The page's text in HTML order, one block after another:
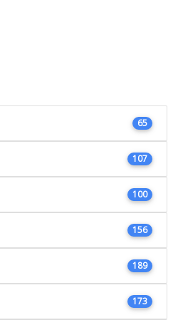
65
107
100
156
189
173